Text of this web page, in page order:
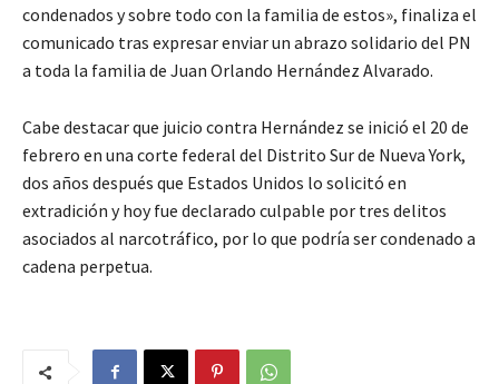
condenados y sobre todo con la familia de estos», finaliza el
comunicado tras expresar enviar un abrazo solidario del PN
a toda la familia de Juan Orlando Hernández Alvarado.
Cabe destacar que juicio contra Hernández se inició el 20 de
febrero en una corte federal del Distrito Sur de Nueva York,
dos años después que Estados Unidos lo solicitó en
extradición y hoy fue declarado culpable por tres delitos
asociados al narcotráfico, por lo que podría ser condenado a
cadena perpetua.